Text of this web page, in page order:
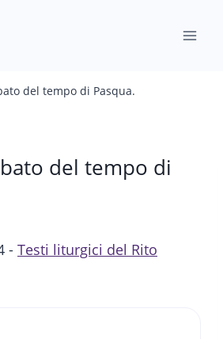
del tempo di Pasqua.
del tempo di
- Testi liturgici del Rito